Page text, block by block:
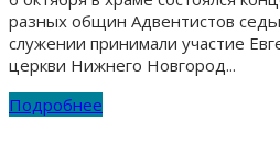
разных общин Адвентистов
служении принимали участие
церкви Нижнего Новгород...
Подробнее